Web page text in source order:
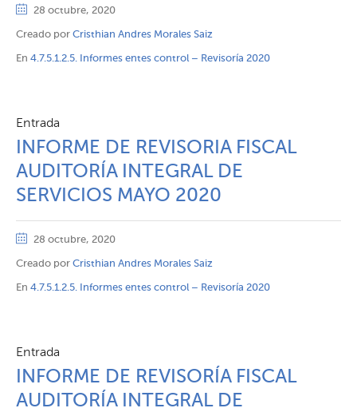
28 octubre, 2020
Creado por Cristhian Andres Morales Saiz
En 4.7.5.1.2.5. Informes entes control – Revisoría 2020
Entrada
INFORME DE REVISORIA FISCAL
AUDITORÍA INTEGRAL DE
SERVICIOS MAYO 2020
28 octubre, 2020
Creado por Cristhian Andres Morales Saiz
En 4.7.5.1.2.5. Informes entes control – Revisoría 2020
Entrada
INFORME DE REVISORÍA FISCAL
AUDITORÍA INTEGRAL DE